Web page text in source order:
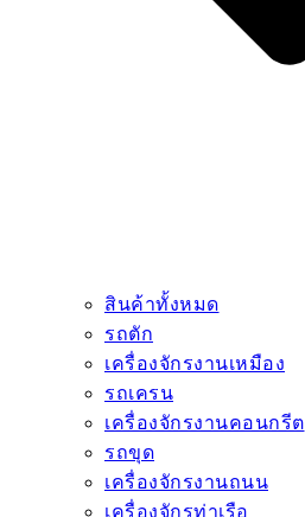
สินค้าทั้งหมด
รถตัก
เครื่องจักรงานเหมือง
รถเครน
เครื่องจักรงานคอนกรีต
รถขุด
เครื่องจักรงานถนน
เครื่องจักรท่าเรือ